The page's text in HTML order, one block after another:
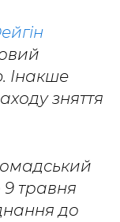
Інакше
зняття
травня
до